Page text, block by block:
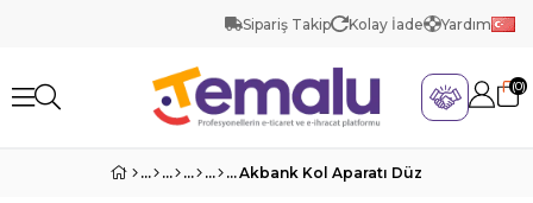
Sipariş Takip Kolay İade Yardım
0
Akbank Kol Aparatı Düz